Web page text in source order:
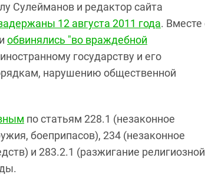
Сулейманов и редактор сайта
12 августа 2011 года. Вместе
обвинялись "во враждебной
государству и его
нарушению общественной
по статьям 228.1 (незаконное
боеприпасов), 234 (незаконное
и 283.2.1 (разжигание религиозной